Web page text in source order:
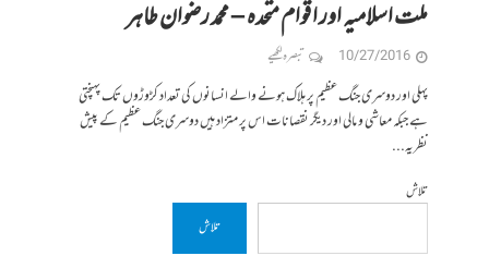
ملت اسلامیہ اور اقوام متحدہ – محمد رضوان طاہر
10/27/2016 تبصرہ لکھیے
پہلی اور دوسری جنگ عظیم پر ہلاک ہونے والے انسانوں کی تعداد کڑوڑوں تک پہنچتی
ہے جبکہ معاشی و مالی اور دیگر نقصانات اس پر متزاد ہیں دوسری جنگ عظیم کے پیش
نظریہ...
تلاش
تلاش